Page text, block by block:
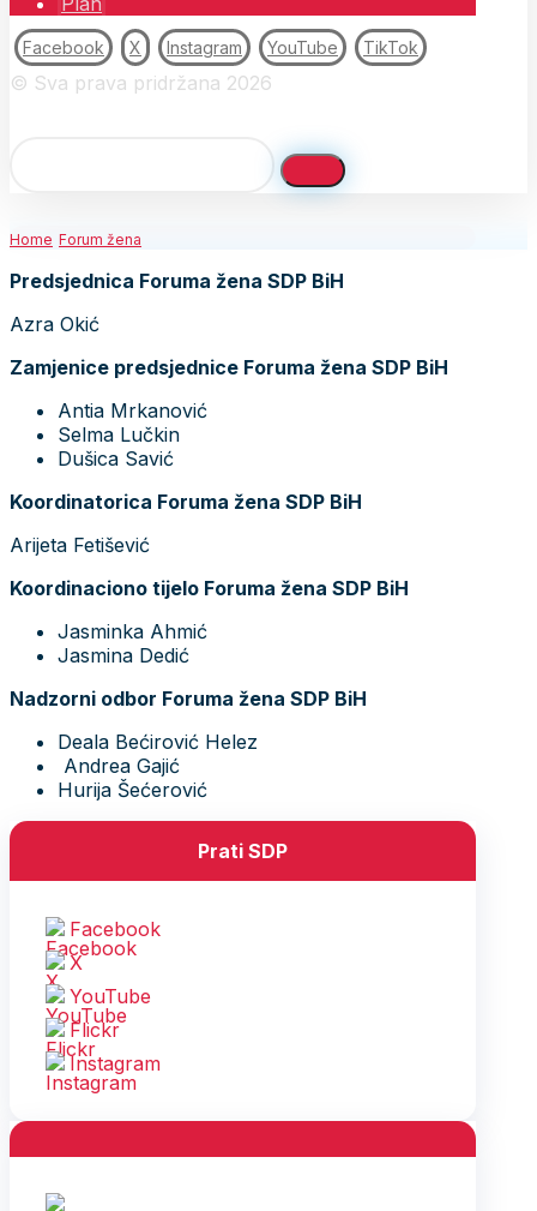
Facebook X Instagram YouTube TikTok
© Sva prava pridržana 2026
Home Forum žena
Predsjednica Foruma žena SDP BiH
Azra Okić
Zamjenice predsjednice Foruma žena SDP BiH
Antia Mrkanović
Selma Lučkin
Dušica Savić
Koordinatorica Foruma žena SDP BiH
Arijeta Fetišević
Koordinaciono tijelo Foruma žena SDP BiH
Jasminka Ahmić
Jasmina Dedić
Nadzorni odbor Foruma žena SDP BiH
Deala Bećirović Helez
Andrea Gajić
Hurija Šećerović
Prati SDP
Facebook
X
YouTube
Flickr
Instagram